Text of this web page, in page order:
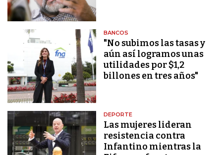
BANCOS
"No subimos las tasas y
aún así logramos unas
utilidades por $1,2
billones en tres años"
DEPORTE
Las mujeres lideran
resistencia contra
Infantino mientras la